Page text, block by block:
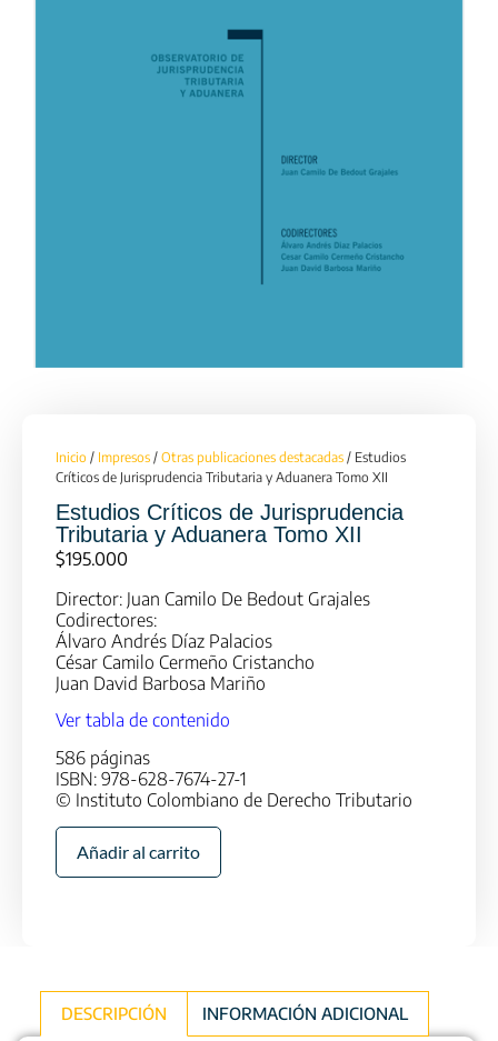
Inicio / Impresos / Otras publicaciones destacadas / Estudios
Críticos de Jurisprudencia Tributaria y Aduanera Tomo XII
Estudios Críticos de Jurisprudencia
Tributaria y Aduanera Tomo XII
$195.000
Director: Juan Camilo De Bedout Grajales
Codirectores:
Álvaro Andrés Díaz Palacios
César Camilo Cermeño Cristancho
Juan David Barbosa Mariño
Ver tabla de contenido
586 páginas
ISBN: 978-628-7674-27-1
© Instituto Colombiano de Derecho Tributario
Añadir al carrito
DESCRIPCIÓN INFORMACIÓN ADICIONAL